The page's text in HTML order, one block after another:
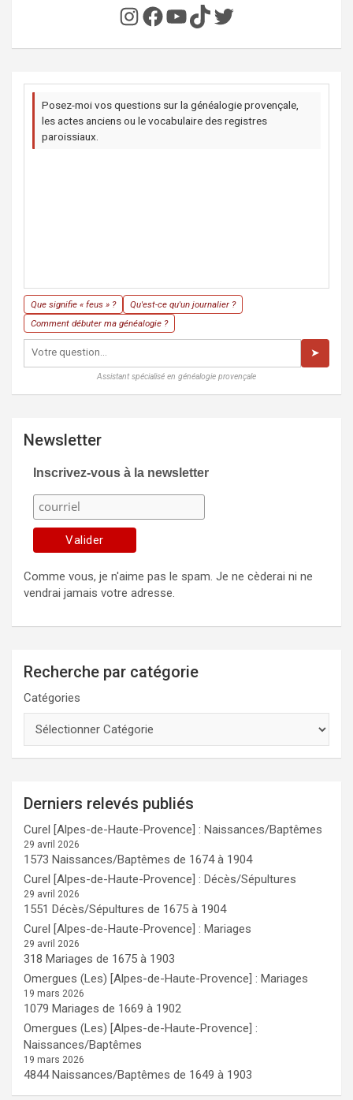
Instagram
Facebook
YouTube
TikTok
Twitter
Posez-moi vos questions sur la généalogie provençale,
les actes anciens ou le vocabulaire des registres
paroissiaux.
Que signifie « feus » ?
Qu'est-ce qu'un journalier ?
Comment débuter ma généalogie ?
➤
Assistant spécialisé en généalogie provençale
Newsletter
Inscrivez-vous à la newsletter
Comme vous, je n'aime pas le spam. Je ne cèderai ni ne
vendrai jamais votre adresse.
Recherche par catégorie
Catégories
Derniers relevés publiés
Curel [Alpes-de-Haute-Provence] : Naissances/Baptêmes
29 avril 2026
1573 Naissances/Baptêmes de 1674 à 1904
Curel [Alpes-de-Haute-Provence] : Décès/Sépultures
29 avril 2026
1551 Décès/Sépultures de 1675 à 1904
Curel [Alpes-de-Haute-Provence] : Mariages
29 avril 2026
318 Mariages de 1675 à 1903
Omergues (Les) [Alpes-de-Haute-Provence] : Mariages
19 mars 2026
1079 Mariages de 1669 à 1902
Omergues (Les) [Alpes-de-Haute-Provence] :
Naissances/Baptêmes
19 mars 2026
4844 Naissances/Baptêmes de 1649 à 1903